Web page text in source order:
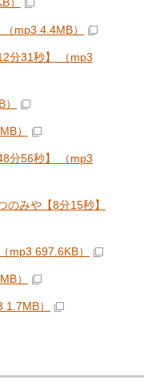
）
mp3 4.4MB）
分31秒】 （mp3
）
分56秒】 （mp3
のみや【8分15秒】
mp3 697.6KB）
）
）